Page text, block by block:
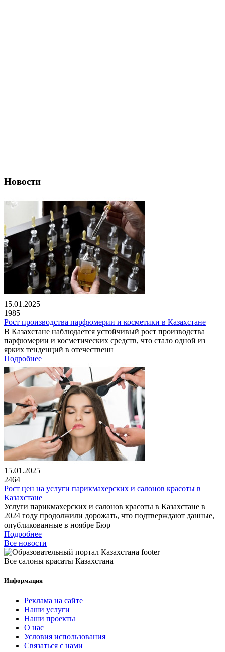
Новости
15.01.2025
1985
Рост производства парфюмерии и косметики в Казахстане
В Казахстане наблюдается устойчивый рост производства
парфюмерии и косметических средств, что стало одной из
ярких тенденций в отечественн
Подробнее
15.01.2025
2464
Рост цен на услуги парикмахерских и салонов красоты в
Казахстане
Услуги парикмахерских и салонов красоты в Казахстане в
2024 году продолжили дорожать, что подтверждают данные,
опубликованные в ноябре Бюр
Подробнее
Все новости
Все салоны красаты Казахстана
Информация
Реклама на сайте
Наши услуги
Наши проекты
О нас
Условия использования
Связаться с нами